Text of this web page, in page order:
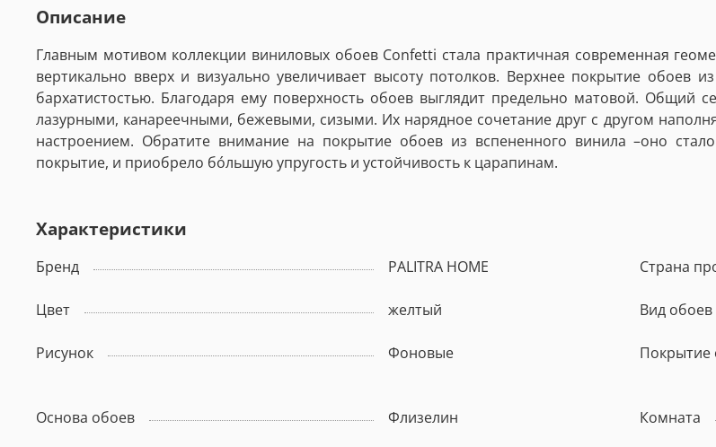
Описание
Главным мотивом коллекции виниловых обоев Confetti стала практичная современная
вертикально вверх и визуально увеличивает высоту потолков. Верхнее покрытие обоев
бархатистостью. Благодаря ему поверхность обоев выглядит предельно матовой. Общий
лазурными, канареечными, бежевыми, сизыми. Их нарядное сочетание друг с другом
настроением. Обратите внимание на покрытие обоев из вспененного винила –оно
покрытие, и приобрело бо́льшую упругость и устойчивость к царапинам.
Характеристики
Бренд PALITRA HOME Страна
Цвет желтый Вид обоев
Рисунок Фоновые Покрытие
Основа обоев Флизелин Комната